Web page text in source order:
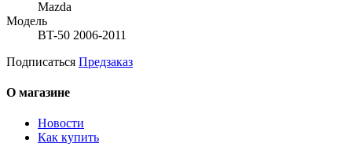
Mazda
Модель
BT-50 2006-2011
Подписаться Предзаказ
О магазине
Новости
Как купить